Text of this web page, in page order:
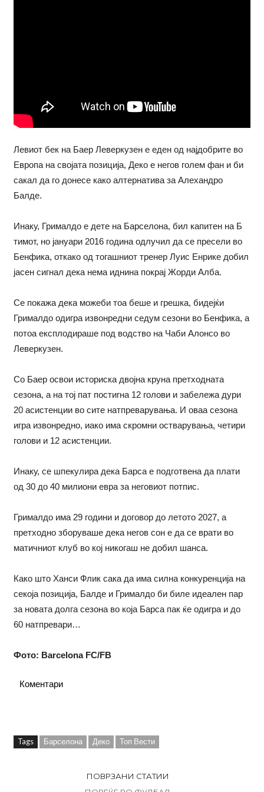
Левиот бек на Баер Леверкузен е еден од најдобрите во
Европа на својата позиција, Деко е негов голем фан и би
сакал да го донесе како алтернатива за Алехандро
Балде.
Инаку, Грималдо е дете на Барселона, бил капитен на Б
тимот, но јануари 2016 година одлучил да се пресели во
Бенфика, откако од тогашниот тренер Луис Енрике добил
јасен сигнал дека нема иднина покрај Жорди Алба.
Се покажа дека можеби тоа беше и грешка, бидејќи
Грималдо одигра извонредни седум сезони во Бенфика, а
потоа експлодираше под водство на Чаби Алонсо во
Леверкузен.
Со Баер освои историска двојна круна претходната
сезона, а на тој пат постигна 12 голови и забележа дури
20 асистенции во сите натпреварувања. И оваа сезона
игра извонредно, иако има скромни остварувања, четири
голови и 12 асистенции.
Инаку, се шпекулира дека Барса е подготвена да плати
од 30 до 40 милиони евра за неговиот потпис.
Грималдо има 29 години и договор до летото 2027, а
претходно зборуваше дека негов сон е да се врати во
матичниот клуб во кој никогаш не добил шанса.
Како што Ханси Флик сака да има силна конкуренција на
секоја позиција, Балде и Грималдо би биле идеален пар
за новата долга сезона во која Барса пак ќе одигра и до
60 натпревари…
Фото: Barcelona FC/FB
Коментари
Tags Барселона Деко Топ Вести
ПОВРЗАНИ СТАТИИ